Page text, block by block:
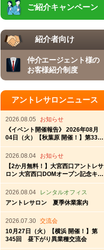
ご紹介キャンペーン
紹介者向け
仲介エージェント様の
お客様紹介制度
アントレサロンニュース
2026.08.05
お知らせ
《イベント開催報告》 2026年08月
04日（火）【秋葉原 開催！】第337
回秋葉原アントレ交流会
2026.08.04
お知らせ
【2か月無料！】大宮西口アントレサ
ロン 大宮西口DOMオープン記念キャ
ンペーン
2026.08.04
レンタルオフィス
アントレサロン 夏季休業案内
2026.07.30 交流会
10月27日（火）【横浜 開催！】第
345回 昼下がり異業種交流会